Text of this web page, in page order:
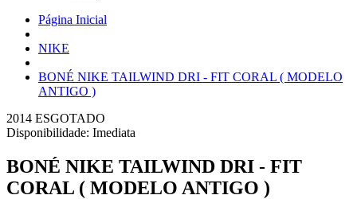
Página Inicial
NIKE
BONÉ NIKE TAILWIND DRI - FIT CORAL ( MODELO
ANTIGO )
2014 ESGOTADO
Disponibilidade: Imediata
BONÉ NIKE TAILWIND DRI - FIT
CORAL ( MODELO ANTIGO )